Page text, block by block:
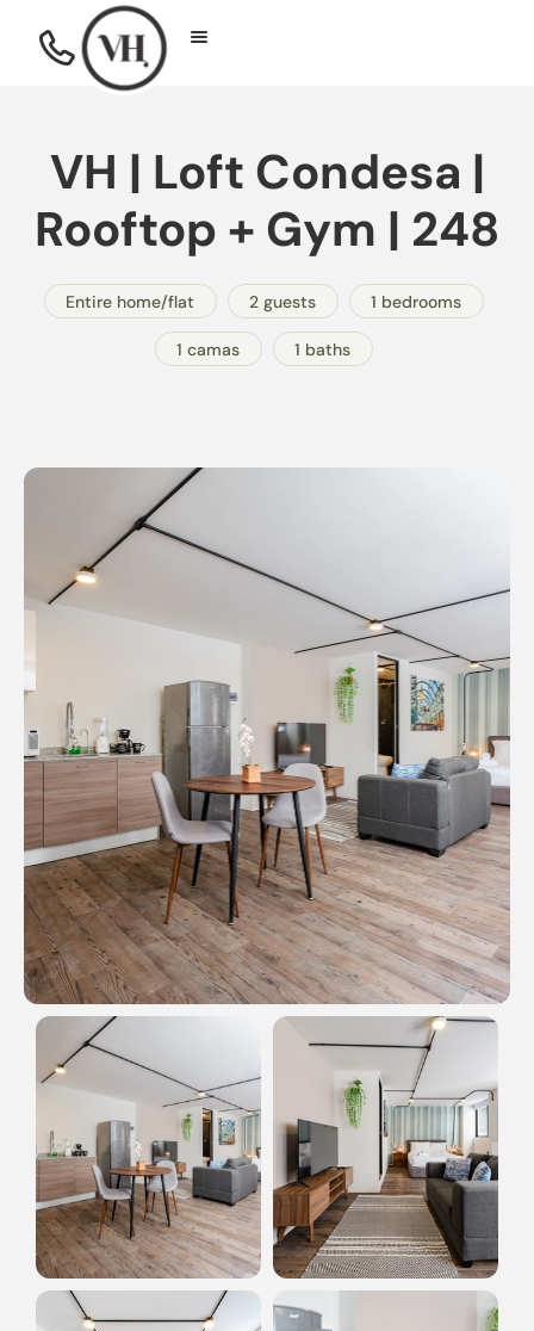
VH | Loft Condesa |
Rooftop + Gym | 248
Entire home/flat 2 guests 1 bedrooms
1 camas 1 baths